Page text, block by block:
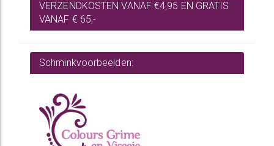
VERZENDKOSTEN VANAF €4,95 EN GRATIS
VANAF € 65,-
Schminkvoorbeelden: